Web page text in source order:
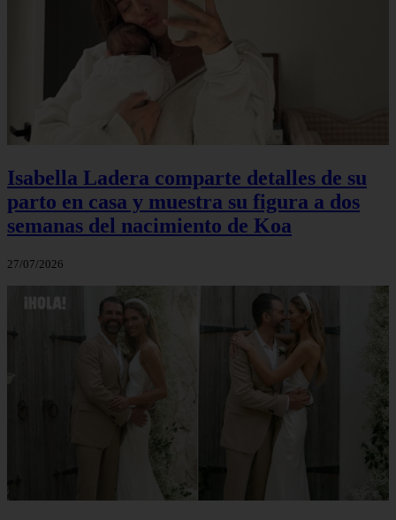
Isabella Ladera comparte detalles de su
parto en casa y muestra su figura a dos
semanas del nacimiento de Koa
27/07/2026